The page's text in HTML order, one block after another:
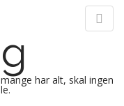
har alt, skal ingen